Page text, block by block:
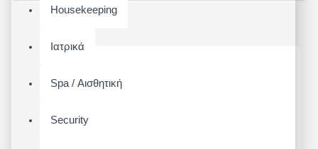
Housekeeping
Ιατρικά
Spa / Αισθητική
Security